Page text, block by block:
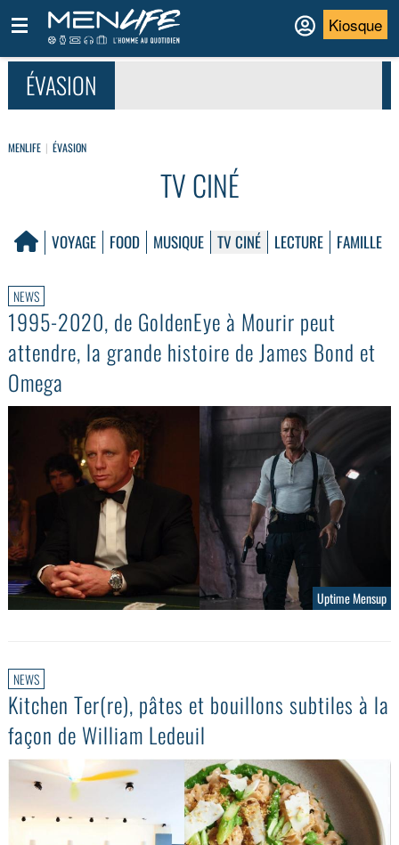
Kiosque
ÉVASION
MENLIFE ÉVASION
TV CINÉ
VOYAGE FOOD MUSIQUE TV CINÉ LECTURE FAMILLE
NEWS
1995-2020, de GoldenEye à Mourir peut
attendre, la grande histoire de James Bond et
Omega
Uptime Mensup
NEWS
Kitchen Ter(re), pâtes et bouillons subtiles à la
façon de William Ledeuil